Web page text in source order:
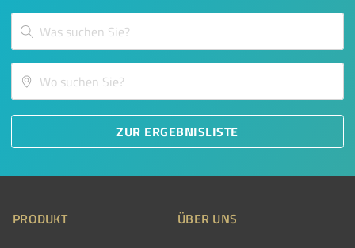
ZUR ERGEBNISLISTE
PRODUKT ÜBER UNS